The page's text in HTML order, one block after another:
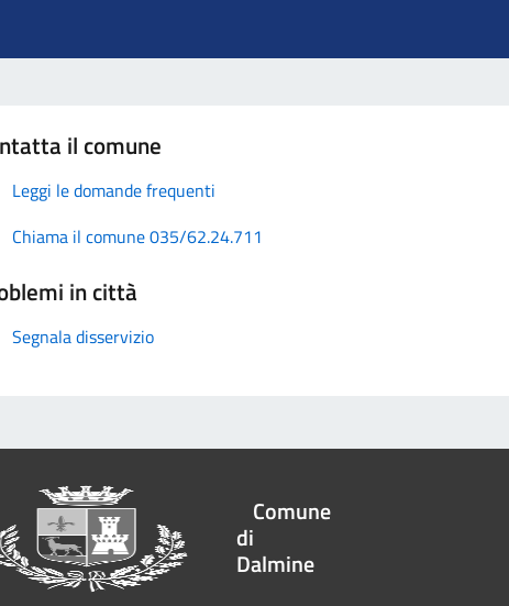
il comune
Leggi le domande frequenti
Chiama il comune 035/62.24.711
in città
Segnala disservizio
Comune
di
Dalmine